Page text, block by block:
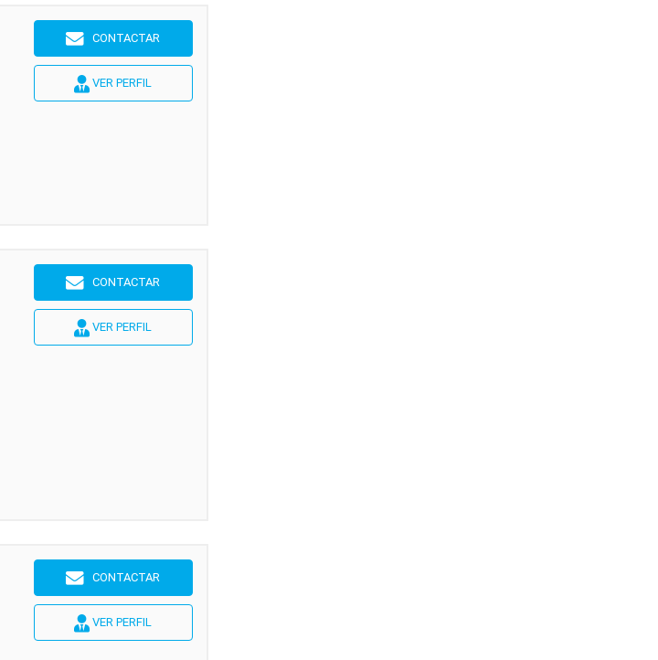
CONTACTAR
VER PERFIL
CONTACTAR
VER PERFIL
CONTACTAR
VER PERFIL